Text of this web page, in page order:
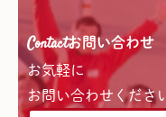
Contactお問い合わせ
お気軽に
お問い合わせくださ